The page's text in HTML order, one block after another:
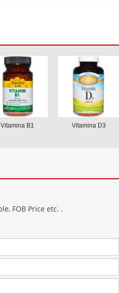
Vitamina B1 Vitamina D3